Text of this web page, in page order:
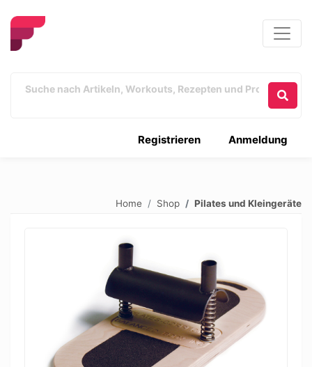
Anmeldung
Registrieren
Home Shop Pilates und Kleingeräte